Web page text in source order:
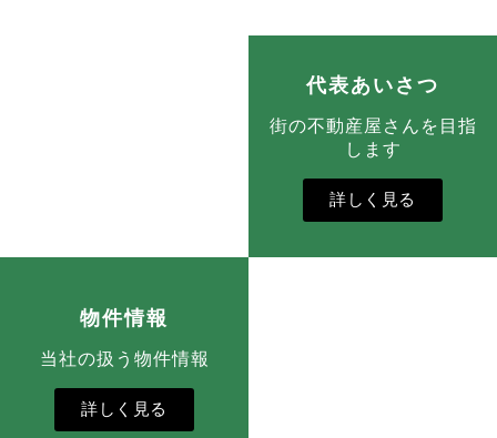
代表あいさつ
街の不動産屋さんを目指
します
詳しく見る
物件情報
当社の扱う物件情報
詳しく見る